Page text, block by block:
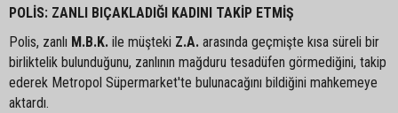
POLİS: ZANLI BIÇAKLADIĞI KADINI TAKİP ETMİŞ
Polis, zanlı M.B.K. ile müşteki Z.A. arasında geçmişte kısa süreli bir
birliktelik bulunduğunu, zanlının mağduru tesadüfen görmediğini, takip
ederek Metropol Süpermarket'te bulunacağını bildiğini mahkemeye
aktardı.